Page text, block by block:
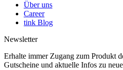
Über uns
Career
tink Blog
Newsletter
Erhalte immer Zugang zum Produkt
Gutscheine und aktuelle Infos zu